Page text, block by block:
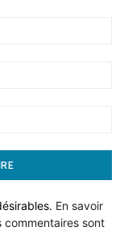
En savoir
commentaires sont